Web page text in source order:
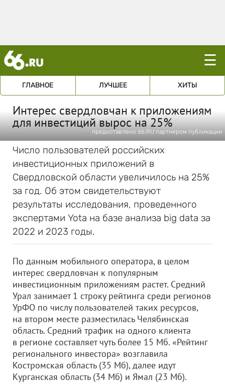
☰
ГЛАВНОЕ ЛУЧШЕЕ ХИТЫ
Интерес свердловчан к приложениям
для инвестиций вырос на 25%
предоставлено 66.RU партнером публикации
Число пользователей российских
инвестиционных приложений в
Свердловской области увеличилось на 25%
за год. Об этом свидетельствуют
результаты исследования, проведенного
экспертами Yota на базе анализа big data за
2022 и 2023 годы.
По данным мобильного оператора, в целом
интерес свердловчан к популярным
инвестиционным приложениям растет. Средний
Урал занимает 1 строку рейтинга среди регионов
УрФО по числу пользователей таких ресурсов,
на втором месте разместилась Челябинская
область. Средний трафик на одного клиента
в регионе составляет чуть более 15 Мб. «Рейтинг
регионального инвестора» возглавила
Костромская область (35 Мб), далее идут
Курганская область (34 Мб) и Ямал (23 Мб).